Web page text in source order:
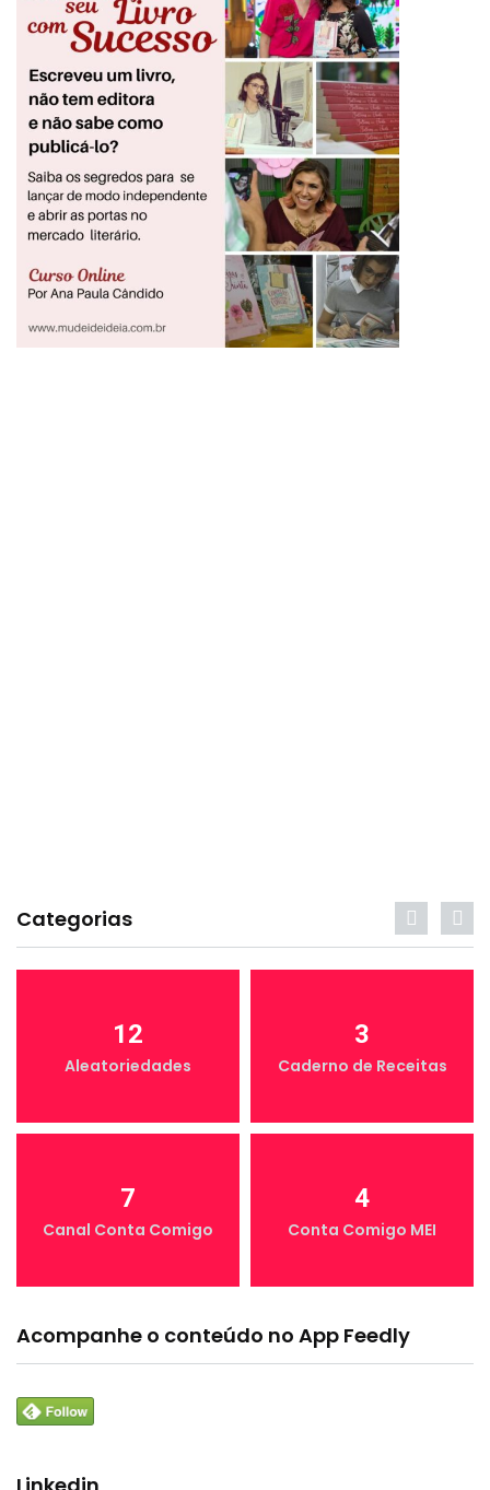
Categorias
12
Aleatoriedades
3
Caderno de Receitas
7
Canal Conta Comigo
4
Conta Comigo MEI
Acompanhe o conteúdo no App Feedly